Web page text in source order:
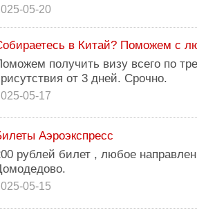
05-20
в Китай? Поможем с
получить визу всего по
от 3 дней. Срочно.
05-17
Аэроэкспресс
рублей билет , любое
05-15